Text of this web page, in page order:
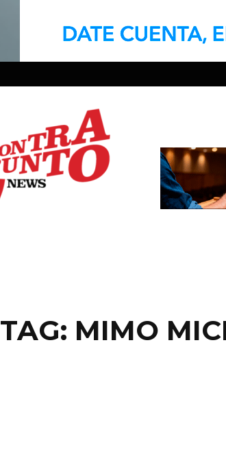
TAG: MIMO